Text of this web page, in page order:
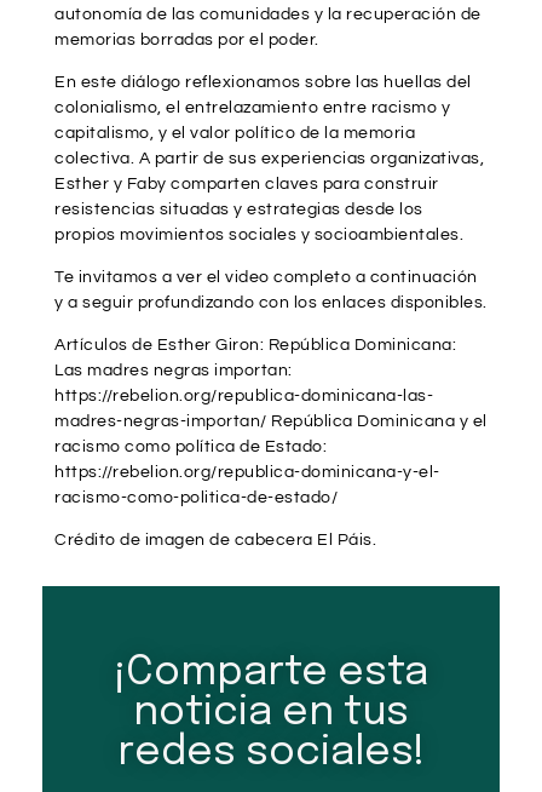
autonomía de las comunidades y la recuperación de
memorias borradas por el poder.
En este diálogo reflexionamos sobre las huellas del
colonialismo, el entrelazamiento entre racismo y
capitalismo, y el valor político de la memoria
colectiva. A partir de sus experiencias organizativas,
Esther y Faby comparten claves para construir
resistencias situadas y estrategias desde los
propios movimientos sociales y socioambientales.
Te invitamos a ver el video completo a continuación
y a seguir profundizando con los enlaces disponibles.
Artículos de Esther Giron: República Dominicana:
Las madres negras importan:
https://rebelion.org/republica-dominicana-las-
madres-negras-importan/ República Dominicana y el
racismo como política de Estado:
https://rebelion.org/republica-dominicana-y-el-
racismo-como-politica-de-estado/
Crédito de imagen de cabecera El Páis.
¡Comparte esta
noticia en tus
redes sociales!